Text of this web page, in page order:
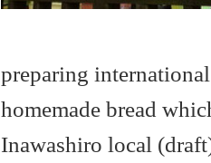
preparing
homemade bread
Inawashiro local